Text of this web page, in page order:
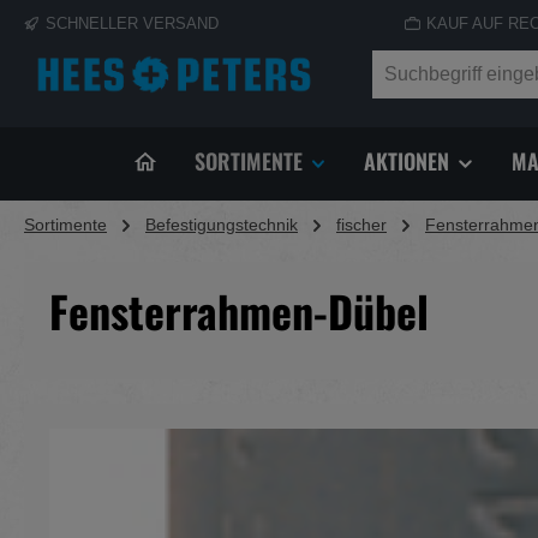
Zur Hauptnavigation springen
SCHNELLER VERSAND KAUF AUF
SORTIMENTE AKTIONEN
Sortimente Befestigungstechnik fischer
Fensterrahmen-Dübel